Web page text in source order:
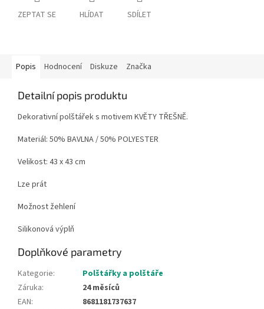
ZEPTAT SE HLÍDAT SDÍLET
Popis Hodnocení Diskuze Značka
Detailní popis produktu
Dekorativní polštářek s motivem KVĚTY TŘEŠNĚ.
Materiál: 50% BAVLNA / 50% POLYESTER
Velikost: 43 x 43 cm
Lze prát
Možnost žehlení
Silikonová výplň
Doplňkové parametry
Kategorie:
Polštářky a polštáře
Záruka:
24 měsíců
EAN:
8681181737637